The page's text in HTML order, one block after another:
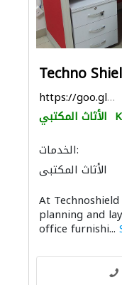
Techno
https://goo.gl/maps/VcuwRsZUDCf77rmC6
الأثاث المكتبي
الخدمات:
الأثاث المكتبي
At
planning and
office furnishi...